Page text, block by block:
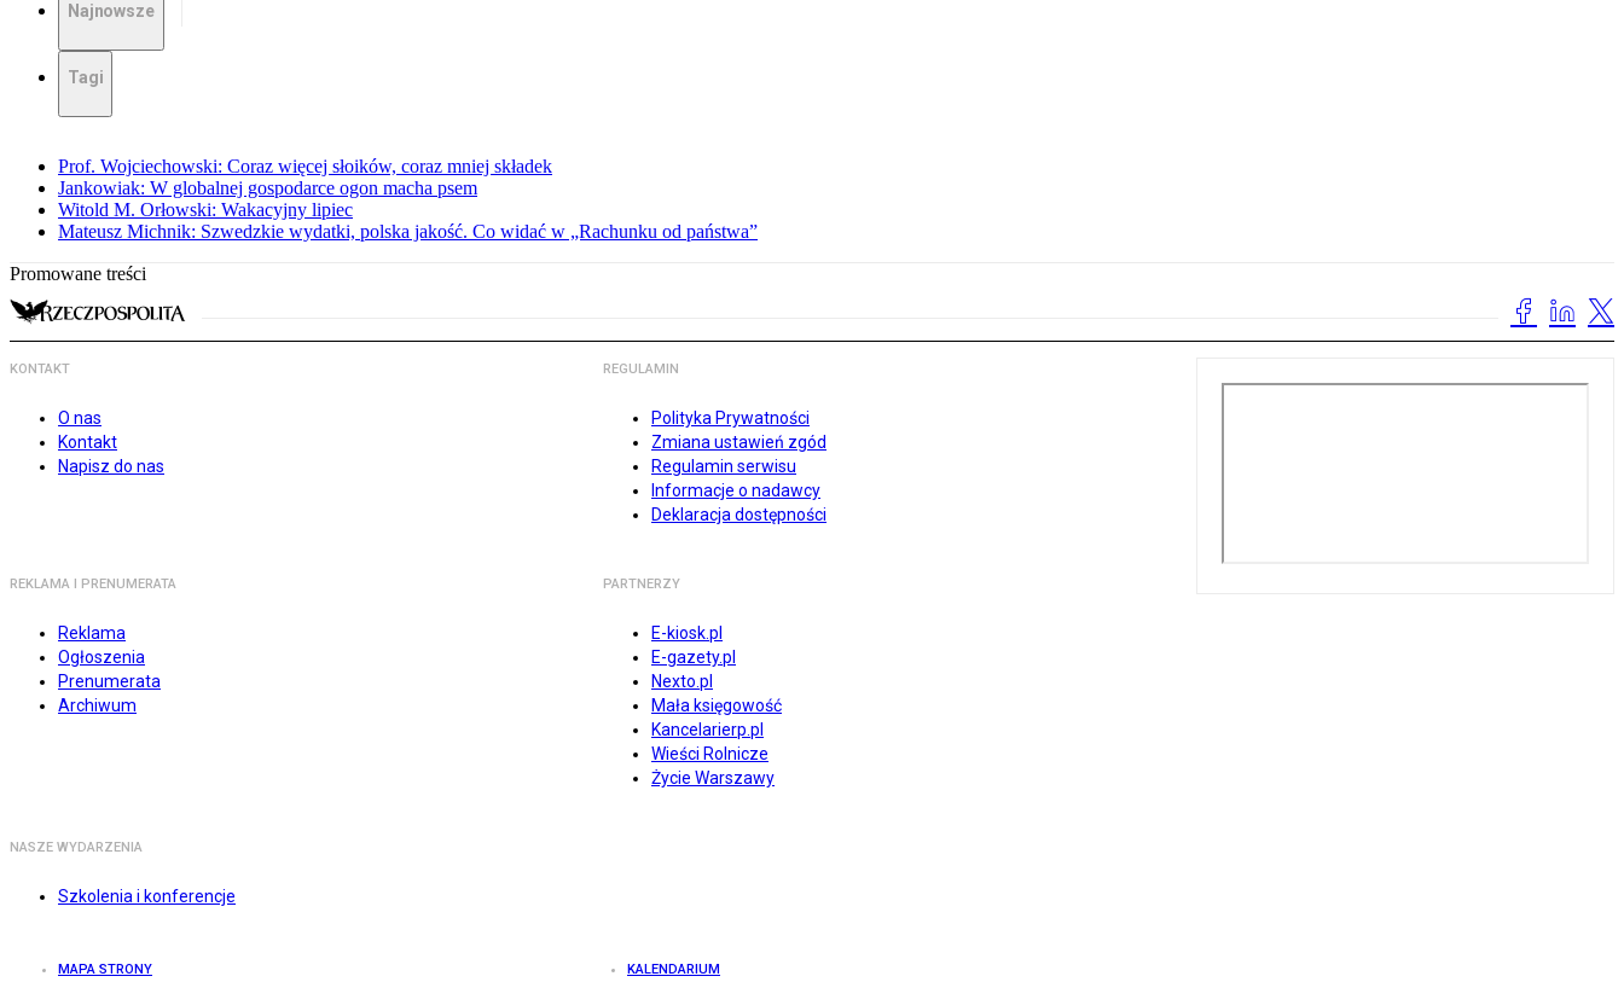
Najnowsze
Tagi
Prof. Wojciechowski: Coraz więcej słoików, coraz mniej składek
Jankowiak: W globalnej gospodarce ogon macha psem
Witold M. Orłowski: Wakacyjny lipiec
Mateusz Michnik: Szwedzkie wydatki, polska jakość. Co widać w „Rachunku od państwa”
Promowane treści
KONTAKT
O nas
Kontakt
Napisz do nas
REGULAMIN
Polityka Prywatności
Zmiana ustawień zgód
Regulamin serwisu
Informacje o nadawcy
Deklaracja dostępności
REKLAMA I PRENUMERATA
Reklama
Ogłoszenia
Prenumerata
Archiwum
PARTNERZY
E-kiosk.pl
E-gazety.pl
Nexto.pl
Mała księgowość
Kancelarierp.pl
Wieści Rolnicze
Życie Warszawy
NASZE WYDARZENIA
Szkolenia i konferencje
MAPA STRONY KALENDARIUM